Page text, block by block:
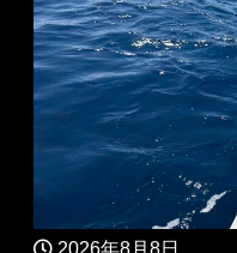
2026年8月8日